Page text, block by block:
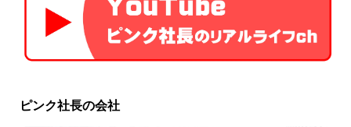
ピンク社長の会社